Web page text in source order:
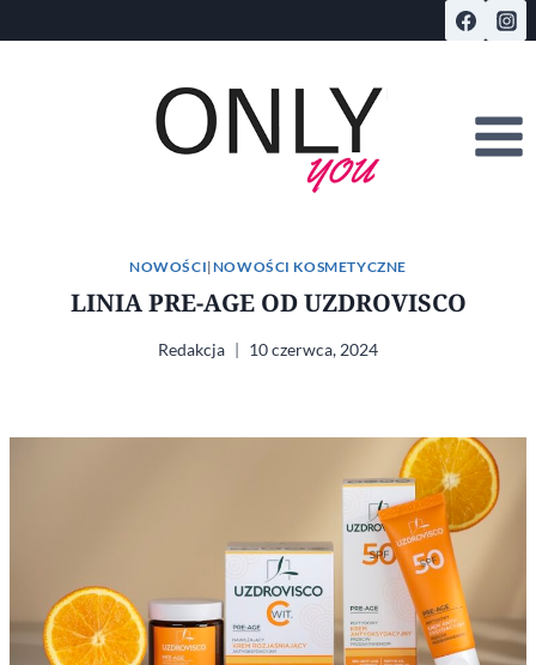
do
NOWOŚCI|NOWOŚCI KOSMETYCZNE
LINIA PRE-AGE OD UZDROVISCO
Redakcja 10 czerwca, 2024